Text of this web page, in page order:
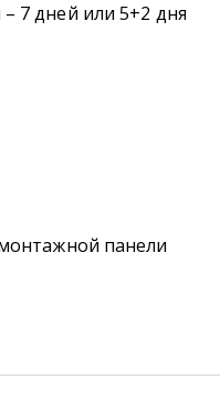
7 дней или 5+2 дня
панели